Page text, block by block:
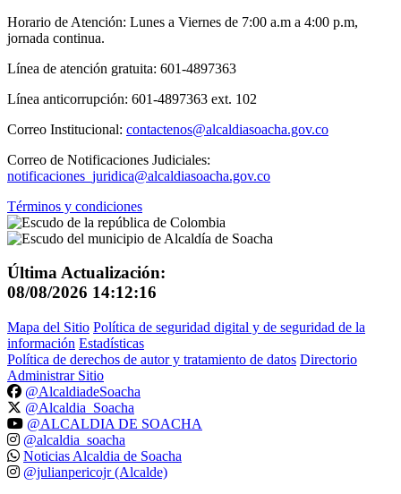
Horario de Atención: Lunes a Viernes de 7:00 a.m a 4:00 p.m,
jornada continua.
Línea de atención gratuita: 601-4897363
Línea anticorrupción: 601-4897363 ext. 102
Correo Institucional: contactenos@alcaldiasoacha.gov.co
Correo de Notificaciones Judiciales:
notificaciones_juridica@alcaldiasoacha.gov.co
Términos y condiciones
Última Actualización:
08/08/2026 14:12:16
Mapa del Sitio Política de seguridad digital y de seguridad de la
información Estadísticas
Política de derechos de autor y tratamiento de datos Directorio
Administrar Sitio
@AlcaldiadeSoacha
@Alcaldia_Soacha
@ALCALDIA DE SOACHA
@alcaldia_soacha
Noticias Alcaldia de Soacha
@julianpericojr (Alcalde)